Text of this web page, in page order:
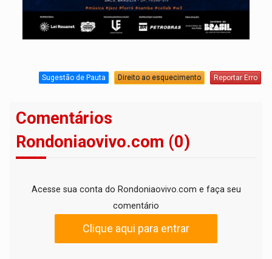
Sugestão de Pauta Direito ao esquecimento Reportar Erro
Comentários
Rondoniaovivo.com (0)
Acesse sua conta do Rondoniaovivo.com e faça seu
comentário
Clique aqui para entrar